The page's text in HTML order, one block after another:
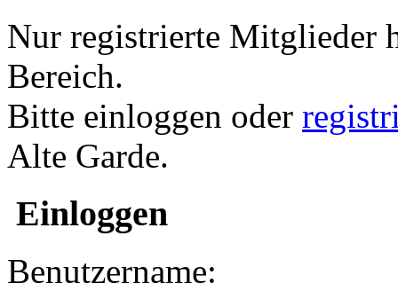
Nur registrierte Mitglieder
Bereich.
Bitte einloggen oder
Alte Garde.
Einloggen
Benutzername: